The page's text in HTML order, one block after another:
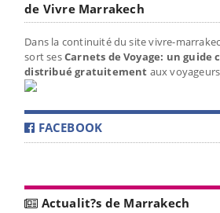
de Vivre Marrakech
Dans la continuité du site vivre-
sort sesCarnets de Voyage: un
distribué gratuitement aux
FACEBOOK
Actualit?s de Marrakech